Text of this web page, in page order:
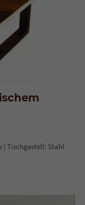
| Tischgestell: Stahl